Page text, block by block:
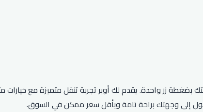
زر واحدة. يقدم لك أوبر تجربة تنقل متميزة مع خيارات
إلى وجهتك براحة تامة وبأقل سعر ممكن في السوق.